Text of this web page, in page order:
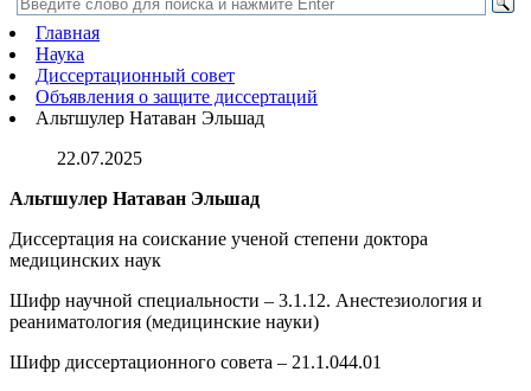
Главная
Наука
Диссертационный совет
Объявления о защите диссертаций
Альтшулер Натаван Эльшад
22.07.2025
Альтшулер Натаван Эльшад
Диссертация на соискание ученой степени доктора
медицинских наук
Шифр научной специальности – 3.1.12. Анестезиология и
реаниматология (медицинские науки)
Шифр диссертационного совета – 21.1.044.01